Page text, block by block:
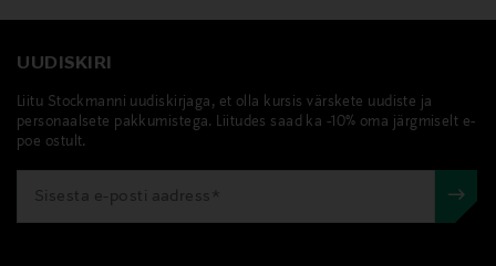
UUDISKIRI
Liitu Stockmanni uudiskirjaga, et olla kursis värskete uudiste ja
personaalsete pakkumistega. Liitudes saad ka -10% oma järgmiselt e-
poe ostult.